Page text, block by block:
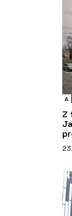
A
Z